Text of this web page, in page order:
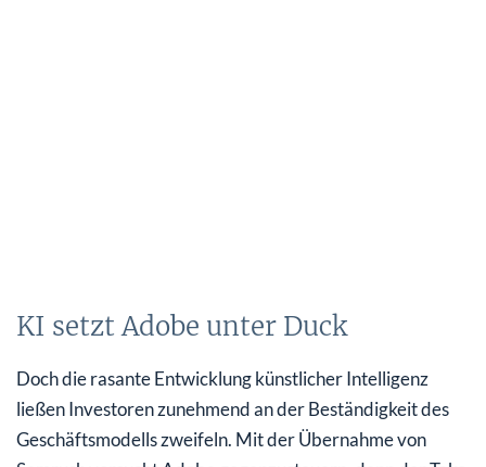
KI setzt Adobe unter Duck
Doch die rasante Entwicklung künstlicher Intelligenz
ließen Investoren zunehmend an der Beständigkeit des
Geschäftsmodells zweifeln. Mit der Übernahme von